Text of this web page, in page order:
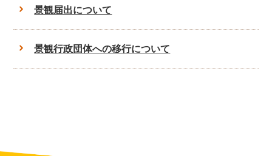
景観届出について
景観行政団体への移行について